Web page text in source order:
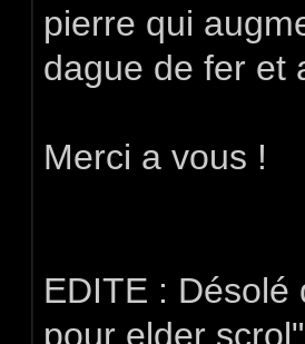
pierre qui
dague de fer et
Merci a vous !
EDITE : Désolé
pour elder scrol"